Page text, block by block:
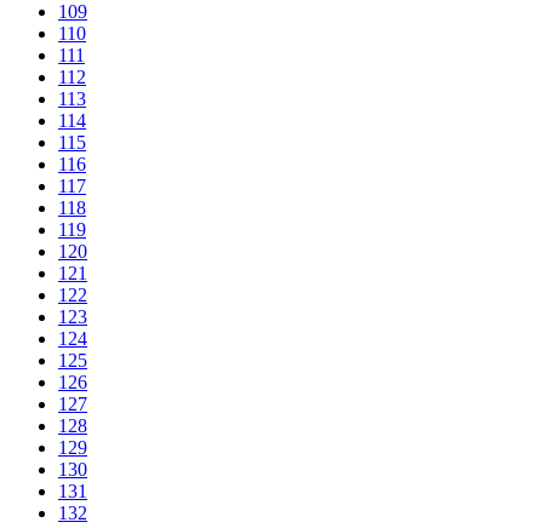
109
110
111
112
113
114
115
116
117
118
119
120
121
122
123
124
125
126
127
128
129
130
131
132